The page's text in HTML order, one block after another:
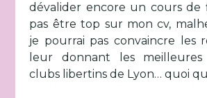
dévalider encore un cours de
pas être top sur mon cv,
je pourrai pas convaincre les
leur donnant les meilleures
clubs libertins de Lyon… quoi